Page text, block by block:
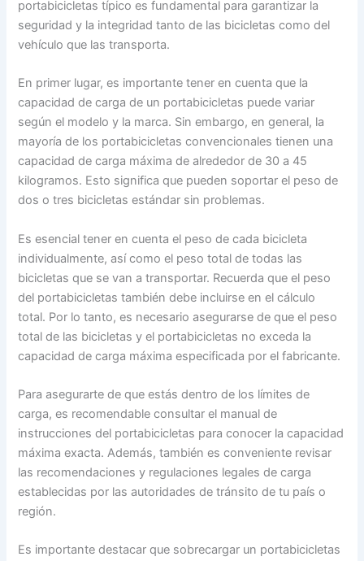
portabicicletas típico es fundamental para garantizar la
seguridad y la integridad tanto de las bicicletas como del
vehículo que las transporta.
En primer lugar, es importante tener en cuenta que la
capacidad de carga de un portabicicletas puede variar
según el modelo y la marca. Sin embargo, en general, la
mayoría de los portabicicletas convencionales tienen una
capacidad de carga máxima de alrededor de 30 a 45
kilogramos. Esto significa que pueden soportar el peso de
dos o tres bicicletas estándar sin problemas.
Es esencial tener en cuenta el peso de cada bicicleta
individualmente, así como el peso total de todas las
bicicletas que se van a transportar. Recuerda que el peso
del portabicicletas también debe incluirse en el cálculo
total. Por lo tanto, es necesario asegurarse de que el peso
total de las bicicletas y el portabicicletas no exceda la
capacidad de carga máxima especificada por el fabricante.
Para asegurarte de que estás dentro de los límites de
carga, es recomendable consultar el manual de
instrucciones del portabicicletas para conocer la capacidad
máxima exacta. Además, también es conveniente revisar
las recomendaciones y regulaciones legales de carga
establecidas por las autoridades de tránsito de tu país o
región.
Es importante destacar que sobrecargar un portabicicletas